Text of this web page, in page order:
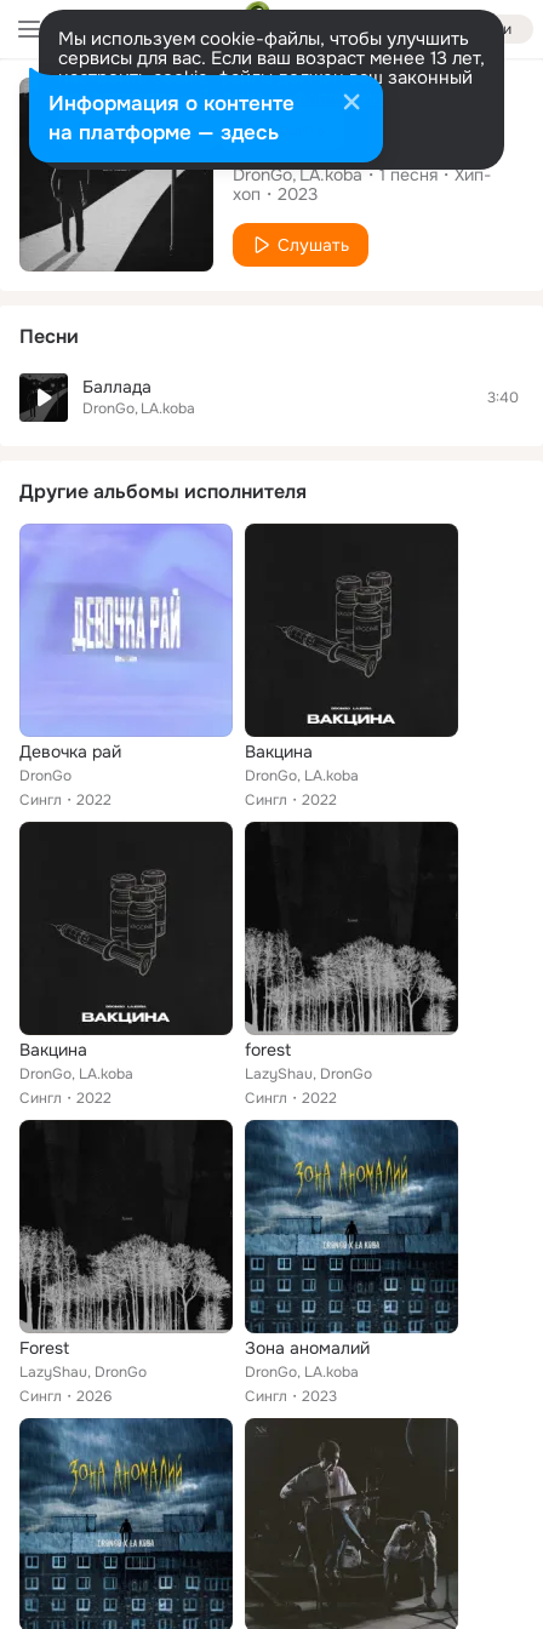
Войти
Мы используем cookie-файлы, чтобы улучшить
сервисы для вас. Если ваш возраст менее 13 лет,
настроить cookie-файлы должен ваш законный
представитель. Больше информации
Разрешить все Настроить
Сингл
Баллада
DronGo LA.koba 1песня
Хип-
хоп
2023
Слушать
Песни
Баллада
DronGo LA.koba
3:40
Другие альбомы исполнителя
Девочка рай
DronGo
Сингл
2022
Вакцина
DronGo, LA.koba
Сингл
2022
Вакцина
DronGo, LA.koba
Сингл
2022
forest
LazyShau, DronGo
Сингл
2022
Forest
LazyShau, DronGo
Сингл
2026
Зона аномалий
DronGo, LA.koba
Сингл
2023
Информация о контенте
на платформе — здесь